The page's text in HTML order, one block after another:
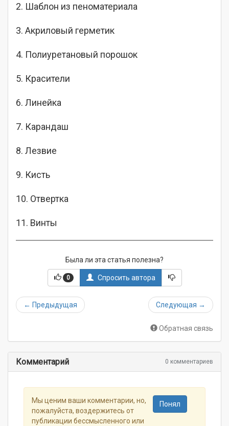
2. Шаблон из пеноматериала
3. Акриловый герметик
4. Полиуретановый порошок
5. Красители
6. Линейка
7. Карандаш
8. Лезвие
9. Кисть
10. Отвертка
11. Винты
Была ли эта статья полезна?
0 Спросить автора
← Предыдущая Следующая →
Обратная связь
0 комментариев
Комментарий
Понял
Мы ценим ваши комментарии, но,
пожалуйста, воздержитесь от
публикации бессмысленного или